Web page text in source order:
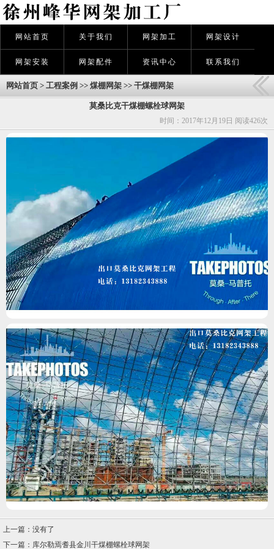
网站首页 关于我们 网架加工 网架设计
网架安装 网架配件 资讯中心 联系我们
网站首页 > 工程案例 >> 煤棚网架 >> 干煤棚网架
莫桑比克干煤棚螺栓球网架
时间：2017年12月19日 阅读426次
上一篇：没有了
下一篇： 库尔勒焉耆县金川干煤棚螺栓球网架